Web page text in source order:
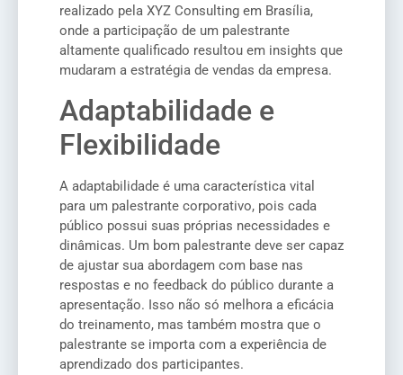
realizado pela XYZ Consulting em Brasília,
onde a participação de um palestrante
altamente qualificado resultou em insights que
mudaram a estratégia de vendas da empresa.
Adaptabilidade e
Flexibilidade
A adaptabilidade é uma característica vital
para um palestrante corporativo, pois cada
público possui suas próprias necessidades e
dinâmicas. Um bom palestrante deve ser capaz
de ajustar sua abordagem com base nas
respostas e no feedback do público durante a
apresentação. Isso não só melhora a eficácia
do treinamento, mas também mostra que o
palestrante se importa com a experiência de
aprendizado dos participantes.